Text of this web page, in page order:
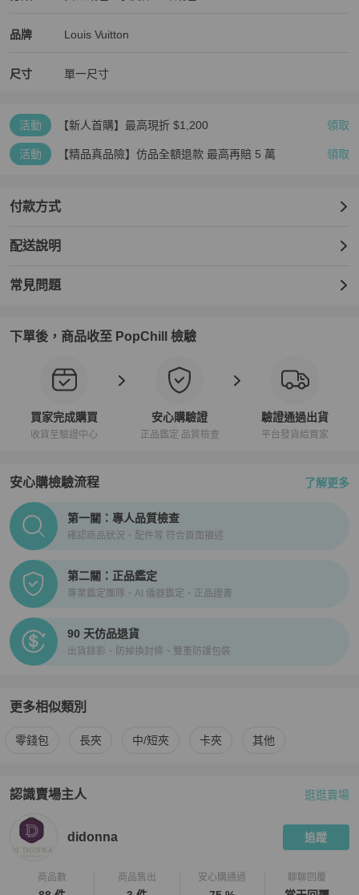
品牌
Louis Vuitton精品女士錢包 / 小皮件
Louis Vuitton
Louis Vuitton推薦清單
尺寸 單一尺寸
活動 【新人首購】最高現折 $1,200 領取
活動 【精品真品險】仿品全額退款 最高再賠 5 萬 領取
付款方式
配送說明
常見問題
下單後，商品收至 PopChill 檢驗
買家完成購買
收貨至驗證中心
安心購驗證
正品鑑定 品質檢查
驗證通過出貨
平台發貨給買家
安心購檢驗流程 了解更多
PopChill拍拍圈正品驗證、安心購檢驗流程介紹
第一關：專人品質檢查
確認商品狀況、配件等 符合頁面描述
第二關：正品鑑定
專業鑑定團隊、AI 儀器鑑定、正品證書
90 天仿品退貨
出貨錄影、防掉換封條、雙重防護包裝
更多相似類別
更多Louis Vuitton女士錢包 / 小皮件 相似商品推薦
零錢包 長夾 中/短夾 卡夾 其他
認識賣場主人
PopChill 拍拍圈嚴選賣家
逛逛賣場
didonna 追蹤
商品數 商品售出 安心購通過 聊聊回覆